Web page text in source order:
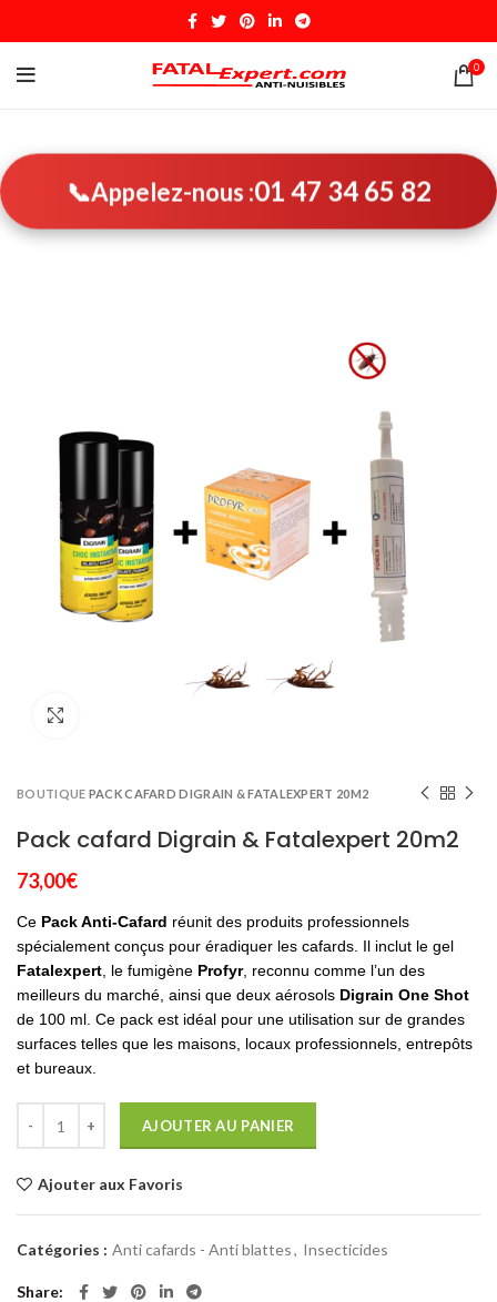
0
📞Appelez-nous :01 47 34 65 82
BOUTIQUE PACK CAFARD DIGRAIN & FATALEXPERT 20M2
Pack cafard Digrain & Fatalexpert 20m2
73,00€
Ce Pack Anti-Cafard réunit des produits professionnels
spécialement conçus pour éradiquer les cafards. Il inclut le gel
Fatalexpert , le fumigène Profyr, reconnu comme l’un des
meilleurs du marché, ainsi que deux aérosols Digrain One Shot
de 100 ml. Ce pack est idéal pour une utilisation sur de grandes
surfaces telles que les maisons, locaux professionnels, entrepôts
et bureaux.
AJOUTER AU PANIER
Ajouter aux Favoris
Catégories : Anti cafards - Anti blattes, Insecticides
Share